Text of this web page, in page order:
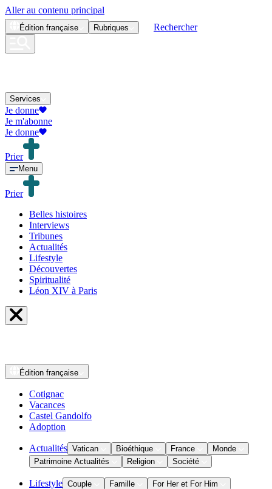
Aller au contenu principal
Édition française Rubriques Rechercher
Services
Je donne
Je m'abonne
Je donne
Prier
Menu
Prier
Belles histoires
Interviews
Tribunes
Actualités
Lifestyle
Découvertes
Spiritualité
Léon XIV à Paris
Édition française
Cotignac
Vacances
Castel Gandolfo
Adoption
Actualités Vatican Bioéthique France
Monde
Patrimoine Actualités
Religion Société
Lifestyle Couple Famille
For Her et For Him